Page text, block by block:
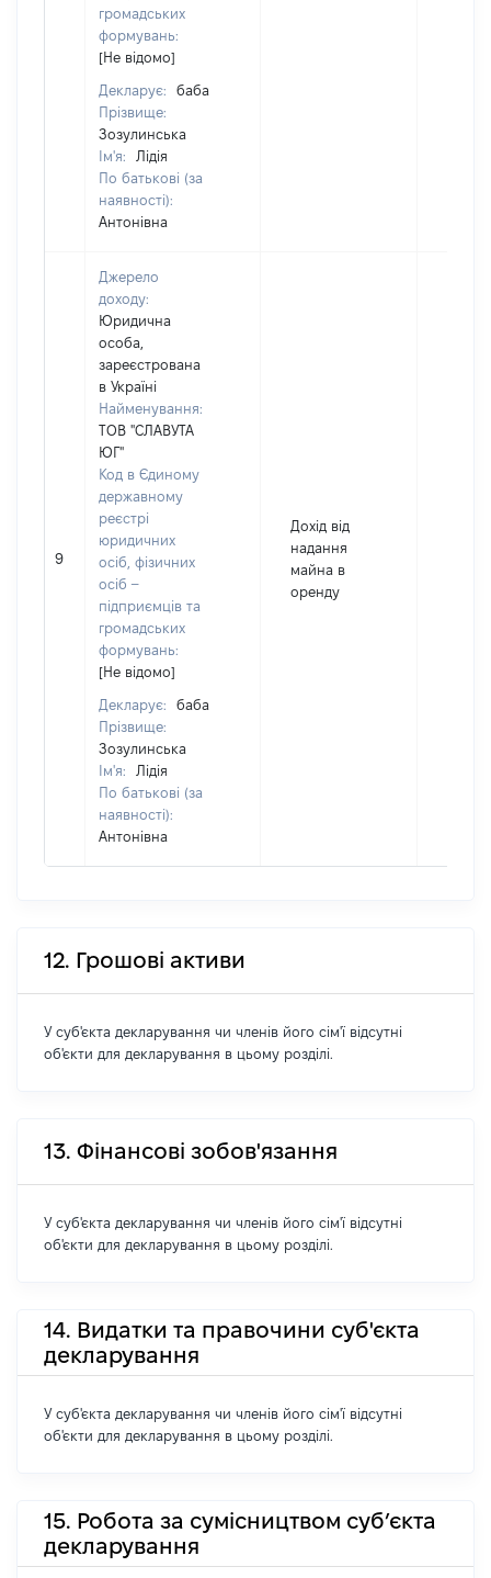
громадських
формувань:
[Не відомо]
Декларує:
баба
Прізвище:
Зозулинська
Ім'я:
Лідія
По батькові (за
наявності):
Антонівна
9
Джерело
доходу:
Юридична
особа,
зареєстрована
в Україні
Найменування:
ТОВ "СЛАВУТА
ЮГ"
Код в Єдиному
державному
реєстрі
юридичних
осіб, фізичних
осіб –
підприємців та
громадських
формувань:
[Не відомо]
Декларує:
баба
Прізвище:
Зозулинська
Ім'я:
Лідія
По батькові (за
наявності):
Антонівна
Дохід від
надання
майна в
оренду
12. Грошові активи
У суб'єкта декларування чи членів його сім'ї відсутні
об'єкти для декларування в цьому розділі.
13. Фінансові зобов'язання
У суб'єкта декларування чи членів його сім'ї відсутні
об'єкти для декларування в цьому розділі.
14. Видатки та правочини суб'єкта
декларування
У суб'єкта декларування чи членів його сім'ї відсутні
об'єкти для декларування в цьому розділі.
15. Робота за сумісництвом суб’єкта
декларування